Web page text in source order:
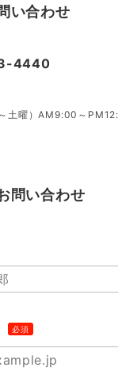
い合わせ
4440
土曜）AM9:00～
問い合わせ
必須